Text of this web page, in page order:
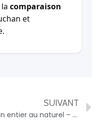
comparaison
et
SUIVANT
Thon entier au naturel – Albacore – 3019081236342